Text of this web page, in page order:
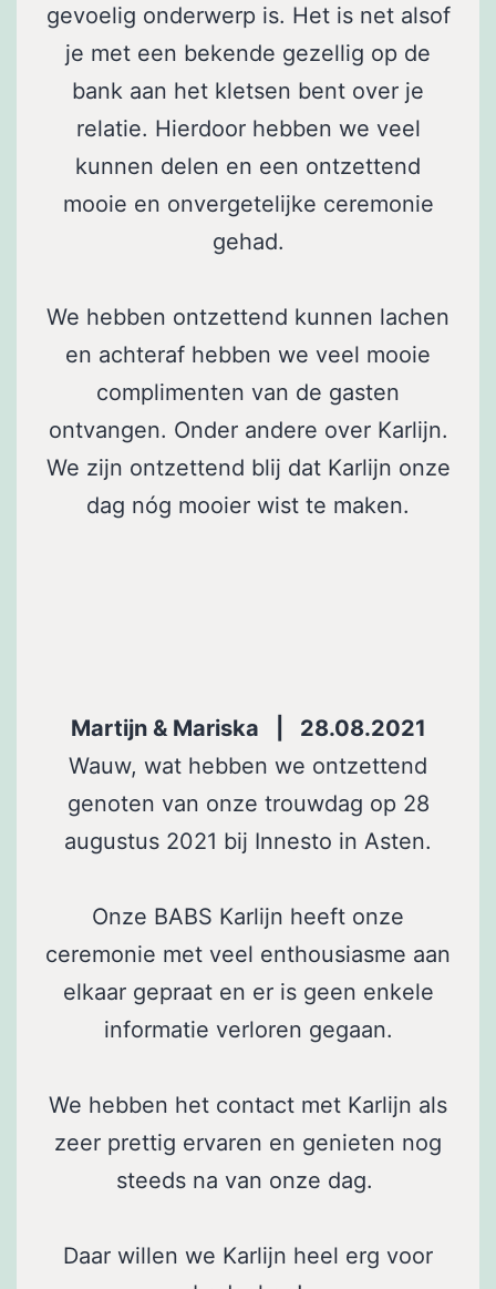
gevoelig onderwerp is. Het is net alsof
je met een bekende gezellig op de
bank aan het kletsen bent over je
relatie. Hierdoor hebben we veel
kunnen delen en een ontzettend
mooie en onvergetelijke ceremonie
gehad.
We hebben ontzettend kunnen lachen
en achteraf hebben we veel mooie
complimenten van de gasten
ontvangen. Onder andere over Karlijn.
We zijn ontzettend blij dat Karlijn onze
dag nóg mooier wist te maken.
Martijn & Mariska | 28.08.2021
Wauw, wat hebben we ontzettend
genoten van onze trouwdag op 28
augustus 2021 bij Innesto in Asten.
Onze BABS Karlijn heeft onze
ceremonie met veel enthousiasme aan
elkaar gepraat en er is geen enkele
informatie verloren gegaan.
We hebben het contact met Karlijn als
zeer prettig ervaren en genieten nog
steeds na van onze dag.
Daar willen we Karlijn heel erg voor